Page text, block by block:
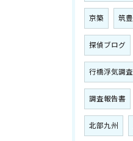
京築 筑豊
探偵ブログ
行橋浮気調査
調査報告書
北部九州